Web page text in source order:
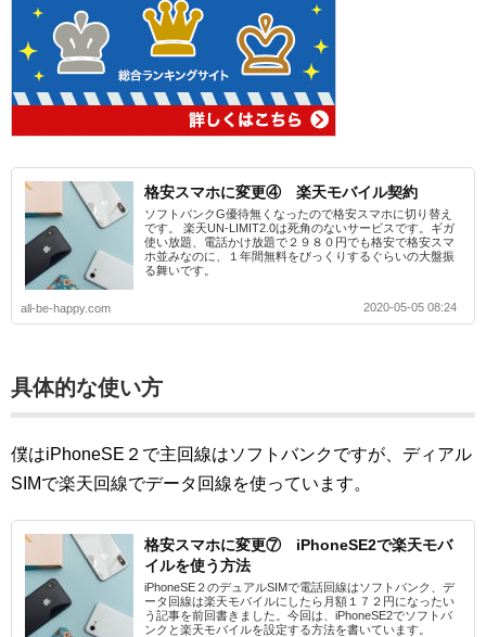
格安スマホに変更④ 楽天モバイル契約
ソフトバンクG優待無くなったので格安スマホに切り替え
です。 楽天UN-LIMIT2.0は死角のないサービスです。ギガ
使い放題、電話かけ放題で２９８０円でも格安で格安スマ
ホ並みなのに、１年間無料をびっくりするぐらいの大盤振
る舞いです。
all-be-happy.com 2020-05-05 08:24
具体的な使い方
僕はiPhoneSE２で主回線はソフトバンクですが、ディアル
SIMで楽天回線でデータ回線を使っています。
格安スマホに変更⑦ iPhoneSE2で楽天モバ
イルを使う方法
iPhoneSE２のデュアルSIMで電話回線はソフトバンク、デ
ータ回線は楽天モバイルにしたら月額１７２円になったい
う記事を前回書きました。今回は、iPhoneSE2でソフトバ
ンクと楽天モバイルを設定する方法を書いています。